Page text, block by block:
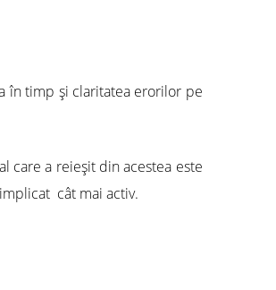
în timp şi claritatea erorilor pe
care a reieşit din acestea este
cât mai activ.